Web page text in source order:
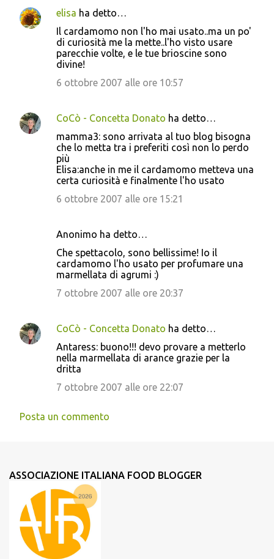
elisa ha detto…
Il cardamomo non l'ho mai usato..ma un po'
di curiosità me la mette..l'ho visto usare
parecchie volte, e le tue brioscine sono
divine!
6 ottobre 2007 alle ore 10:57
CoCò - Concetta Donato ha detto…
mamma3: sono arrivata al tuo blog bisogna
che lo metta tra i preferiti così non lo perdo
più
Elisa:anche in me il cardamomo metteva una
certa curiosità e finalmente l'ho usato
6 ottobre 2007 alle ore 15:21
Anonimo ha detto…
Che spettacolo, sono bellissime! Io il
cardamomo l'ho usato per profumare una
marmellata di agrumi :)
7 ottobre 2007 alle ore 20:37
CoCò - Concetta Donato ha detto…
Antaress: buono!!! devo provare a metterlo
nella marmellata di arance grazie per la
dritta
7 ottobre 2007 alle ore 22:07
Posta un commento
ASSOCIAZIONE ITALIANA FOOD BLOGGER